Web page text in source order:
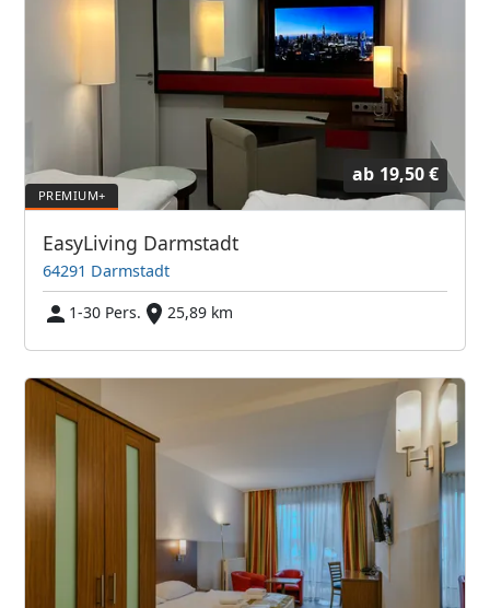
ab 19,50 €
EasyLiving Darmstadt
64291 Darmstadt
1-30 Pers.
25,89 km